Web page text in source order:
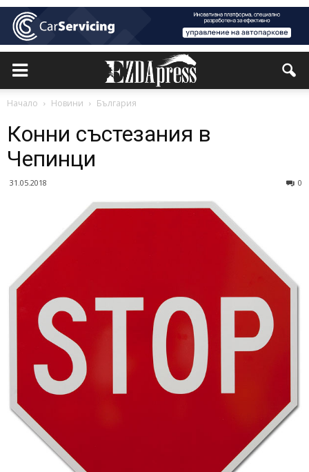
Начало Новини България
Конни състезания в
Чепинци
31.05.2018 0